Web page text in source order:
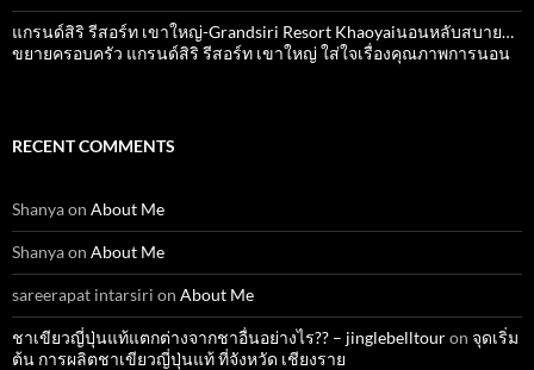
แกรนด์สิริ​ รีสอร์ท​ เขาใหญ่​-Grandsiri​ Resort​ Khaoyaiนอนหลับสบาย…
ขยายครอบครัว แกรนด์สิริ รีสอร์ท เขาใหญ่ ใส่ใจเรื่องคุณภาพการนอน
RECENT COMMENTS
Shanyaon About Me
Shanyaon About Me
sareerapat intarsiri on About Me
ชาเขียวญี่ปุ่นแท้แตกต่างจากชาอื่นอย่างไร?? – jinglebelltouron จุดเริ่ม
ต้น การผลิตชาเขียวญี่ปุ่นแท้ ที่จังหวัด เชียงราย